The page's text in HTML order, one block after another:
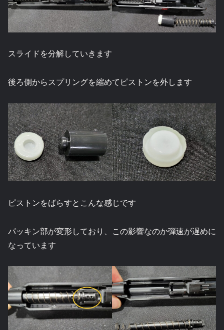
スライドを分解していきます
後ろ側からスプリングを縮めてピストンを外します
ピストンをばらすとこんな感じです
パッキン部が変形しており、この影響なのか弾速が遅めに
なっています